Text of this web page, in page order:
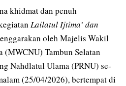
khidmat dan penuh
Lailatul Ijtima’ dan
oleh Majelis Wakil
(MWCNU) Tambun Selatan
Nahdlatul Ulama (PRNU) se-
(25/04/2026), bertempat di